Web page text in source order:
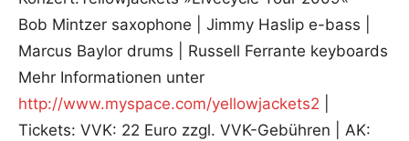
Bob Mintzer saxophone | Jimmy Haslip e-bass |
Marcus Baylor drums | Russell Ferrante keyboards
Mehr Informationen unter
http://www.myspace.com/yellowjackets2
Tickets: VVK: 22 Euro zzgl. VVK-Gebühren | AK: